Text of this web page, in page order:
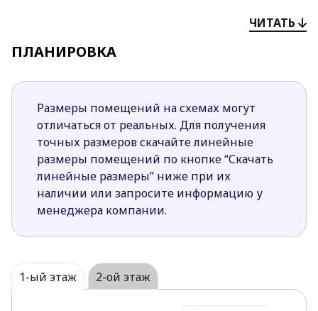
Сложная форма гостиной аккуратно выделяет в
гостиной.
уютному размещению кухонной мебели.
Отказавшись от кладовой в центре дневной
зоны, кухню можно сделать открытой,
увеличив, к тому же и площадь гостиной.
Открытая терраса с прозрачным навесом
имеет преимущества и крытой и открытой
террасы. Навес пропускает максимальное
количество солнечного света в комнаты и
Оригинальный эркер в обеденной зоне
создает неповторимы дизайн помещения,
способствует лучшему его освещению, создает
ЧИТАТЬ
ПЛАНИРОВКА
Размеры помещений на схемах могут
отличаться от реальных. Для получения
точных размеров скачайте линейные
размеры помещений по кнопке “Скачать
линейные размеры” ниже при их
наличии или запросите информацию у
менеджера компании.
1-ый этаж 2-ой этаж